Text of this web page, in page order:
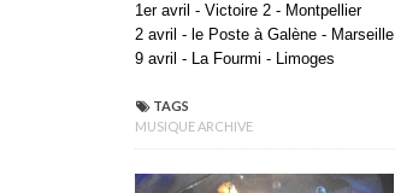
1er avril - Victoire 2 - Montpellier
2 avril - le Poste à Galène - Marseille
9 avril - La Fourmi - Limoges
TAGS
MUSIQUE ARCHIVE